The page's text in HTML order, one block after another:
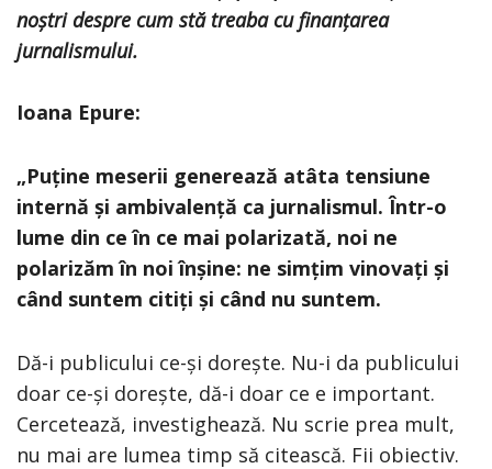
noștri despre cum stă treaba cu finanțarea
jurnalismului.
Ioana Epure:
„Puține meserii generează atâta tensiune
internă și ambivalență ca jurnalismul. Într-o
lume din ce în ce mai polarizată, noi ne
polarizăm în noi înșine: ne simțim vinovați și
când suntem citiți și când nu suntem.
Dă-i publicului ce-și dorește. Nu-i da publicului
doar ce-și dorește, dă-i doar ce e important.
Cercetează, investighează. Nu scrie prea mult,
nu mai are lumea timp să citească. Fii obiectiv.